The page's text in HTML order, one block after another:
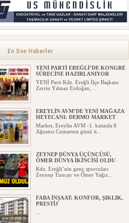
En Son Haberler
YENİ PARTİ EREĞLİ’DE KONGRE
SÜRECİNE HAZIRLANIYOR
YENİ Parti Kdz. Ereğli İlçe Başkanı
Zerrin Yılmaz Erdoğan, ...
EREYLİN AVM’DE YENİ MAĞAZA
HEYECANI: DERMO MARKET
Market, Ereylin AVM -1. katında 8
Ağustos Cumartesi günü it...
ZEYNEP DÜNYA ÜÇÜNCÜSÜ,
ÖMER DÜNYA İKİNCİSİ OLDU
Kdz. Ereğli’nin genç sporcuları
Zeynep Tuncay ve Ömer Yağız...
FABA İNŞAAT: KONFOR, ŞIKLIK,
PRESTİJ